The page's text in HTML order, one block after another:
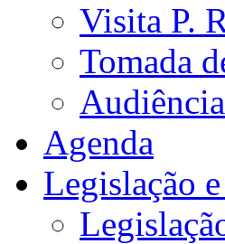
Visita P.
Tomada
Agenda
Legislação